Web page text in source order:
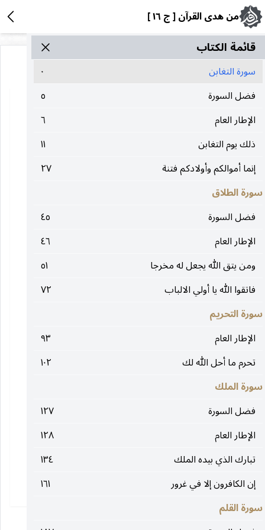
من هدى القرآن [ ج ١٦ ]
قائمة الکتاب
سورة التغابن
٠
فضل السورة
٥
الإطار العام
٦
ذلك يوم التغابن
١١
إنما أموالكم وأولادكم فتنة
٢٧
سورة الطلاق
فضل السورة
٤٥
الإطار العام
٤٦
ومن يتق الله يجعل له مخرجا
٥١
فاتقوا الله يا أولي الالباب
٧٢
سورة التحريم
الإطار العام
٩٣
تحرم ما أحل الله لك
١٠٢
سورة الملك
فضل السورة
١٢٧
الإطار العام
١٢٨
تبارك الذي بيده الملك
١٣٤
إن الكافرون إلا في غرور
١٦١
سورة القلم